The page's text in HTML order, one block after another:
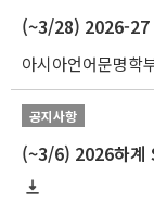
(~3/28) 2026-27
아시아언어문명학
공지사항